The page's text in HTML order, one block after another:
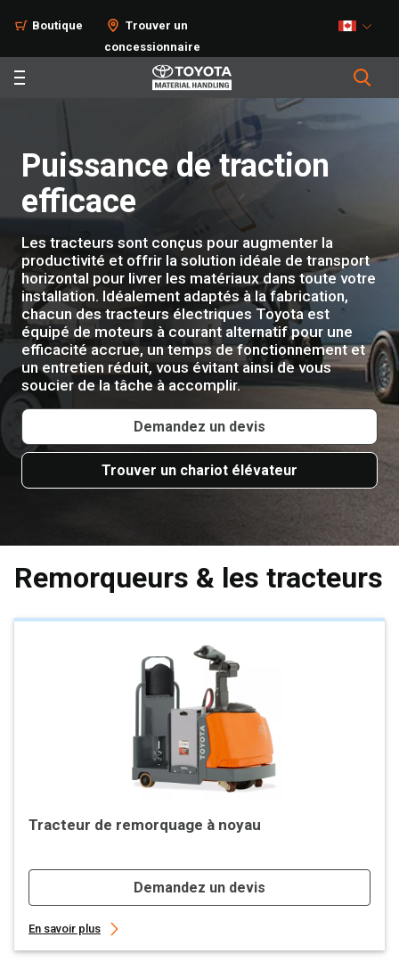
Boutique
Trouver un
concessionnaire
Produits
Puissance de traction
efficace
Les tracteurs sont conçus pour augmenter la
productivité et offrir la solution idéale de transport
horizontal pour livrer les matériaux dans toute votre
installation. Idéalement adaptés à la fabrication,
chacun des tracteurs électriques Toyota est
équipé de moteurs à courant alternatif pour une
efficacité accrue, un temps de fonctionnement et
un entretien réduit, vous évitant ainsi de vous
soucier de la tâche à accomplir.
Demandez un devis
Trouver un chariot élévateur
Remorqueurs & les tracteurs
Tracteur de remorquage à noyau
Demandez un devis
En savoir plus